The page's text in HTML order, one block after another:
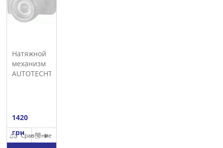
Натяжной
механизм
AUTOTECHTEILE
1420
грнСравнение
В